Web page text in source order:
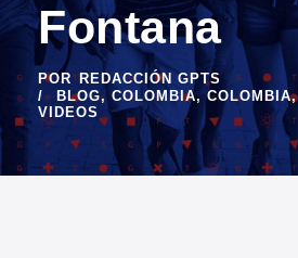
Fontana
POR
REDACCIÓN GPTS
BLOG, COLOMBIA, COLOMBIA,
VIDEOS